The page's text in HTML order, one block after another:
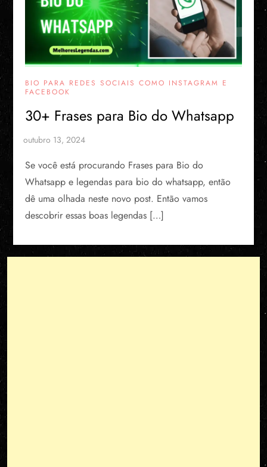
BIO PARA REDES SOCIAIS COMO INSTAGRAM E
FACEBOOK
30+ Frases para Bio do Whatsapp
Se você está procurando Frases para Bio do
Whatsapp e legendas para bio do whatsapp, então
dê uma olhada neste novo post. Então vamos
descobrir essas boas legendas […]